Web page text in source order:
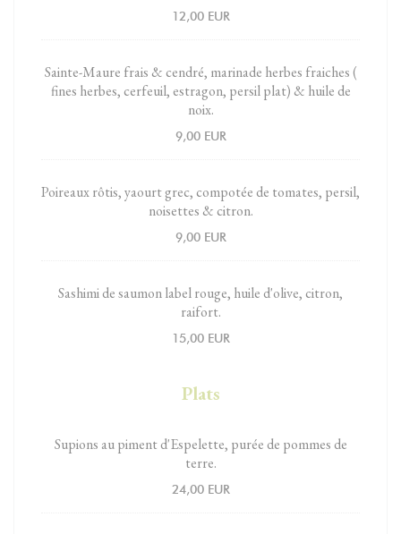
12,00 EUR
Sainte-Maure frais & cendré, marinade herbes fraiches (
fines herbes, cerfeuil, estragon, persil plat) & huile de
noix.
9,00 EUR
Poireaux rôtis, yaourt grec, compotée de tomates, persil,
noisettes & citron.
9,00 EUR
Sashimi de saumon label rouge, huile d'olive, citron,
raifort.
15,00 EUR
Plats
Supions au piment d'Espelette, purée de pommes de
terre.
24,00 EUR